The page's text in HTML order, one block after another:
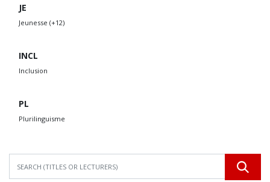
JE
Jeunesse (+12)
INCL
Inclusion
PL
Plurilinguisme